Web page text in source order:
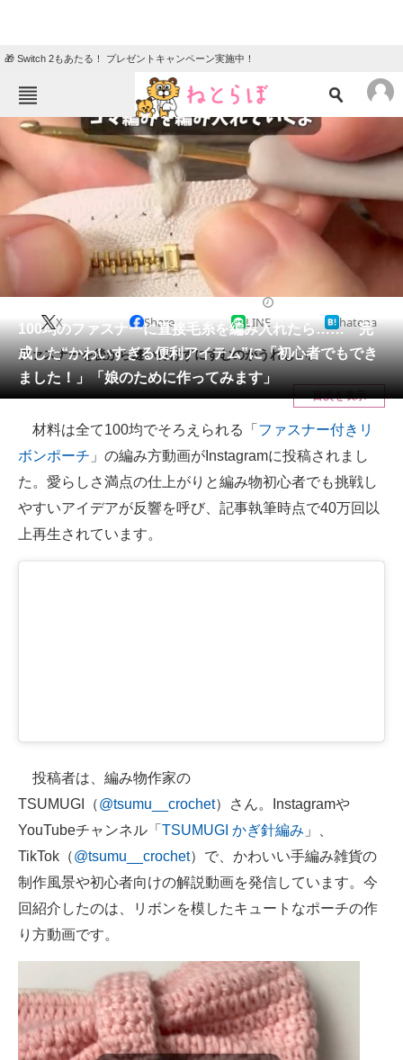
🎁 Switch 2もあたる！ プレゼントキャンペーン実施中！
ねとらぼメニュー
ニュース
クイズ
グルメ
動物 リサーチ
会員記事
メディア
注目記事を集めた総合ページ
ITの今と未来を見通す
スマホと通信の最新トレンド
進化するPCとデバイスの未来
ITエンジニア向け専門サイト
企業向けIT製品の総合サイト
IT製品の技術・比較・事例
製造業のIT導入・活用を支援
モノづくり技術者専門サイト
エレクトロニクス専門サイト
電子設計の基本と応用
100均のファスナーに直接毛糸を編み入れたら…… 完
成した“かわいすぎる便利アイテム”に「初心者でもでき
ました！」「娘のために作ってみます」
X Share LINE hatena
ファスナーを後から縫い付けずにすむのがうれしい。
目次を表示
材料は全て100均でそろえられる「 ファスナー付きリ
ボンポーチ 」の編み方動画がInstagramに投稿されまし
た。愛らしさ満点の仕上がりと編み物初心者でも挑戦し
やすいアイデアが反響を呼び、記事執筆時点で40万回以
上再生されています。
投稿者は、編み物作家の
TSUMUGI（@tsumu__crochet）さん。Instagramや
YouTubeチャンネル「 TSUMUGI かぎ針編み 」、
TikTok（@tsumu__crochet）で、かわいい手編み雑貨の
制作風景や初心者向けの解説動画を発信しています。今
回紹介したのは、リボンを模したキュートなポーチの作
り方動画です。